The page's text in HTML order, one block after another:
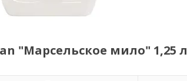
"Марсельское мило" 1,25 л